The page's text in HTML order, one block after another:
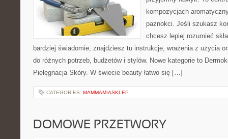
kompozycjach
paznokci. Jeśli szukasz
chcesz lepiej rozumieć
bardziej świadomie, znajdziesz tu instrukcje, wrażenia z użycia
do różnych potrzeb, budżetów i stylów. Nowe kategorie to
Pielęgnacja Skóry. W świecie beauty łatwo się […]
CATEGORIES: MAMMAMIASKLEP
DOMOWE PRZETWORY